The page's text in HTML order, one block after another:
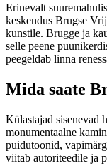
Erinevalt
keskendus Brugse
kunstile. Brugge ja
selle peene
peegeldab linna
Mida saate
Külastajad sisenevad
monumentaalne
puidutoonid,
viitab autoriteedile ja